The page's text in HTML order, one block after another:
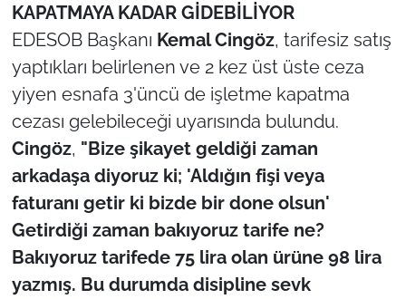
KAPATMAYA KADAR GİDEBİLİYOR
EDESOB Başkanı Kemal Cingöz, tarifesiz satış
yaptıkları belirlenen ve 2 kez üst üste ceza
yiyen esnafa 3'üncü de işletme kapatma
cezası gelebileceği uyarısında bulundu.
Cingöz, "Bize şikayet geldiği zaman
arkadaşa diyoruz ki; 'Aldığın fişi veya
faturanı getir ki bizde bir done olsun'
Getirdiği zaman bakıyoruz tarife ne?
Bakıyoruz tarifede 75 lira olan ürüne 98 lira
yazmış. Bu durumda disipline sevk
English News
Canlı Maç
Finans
Genel-A
Gündem-Eğitim